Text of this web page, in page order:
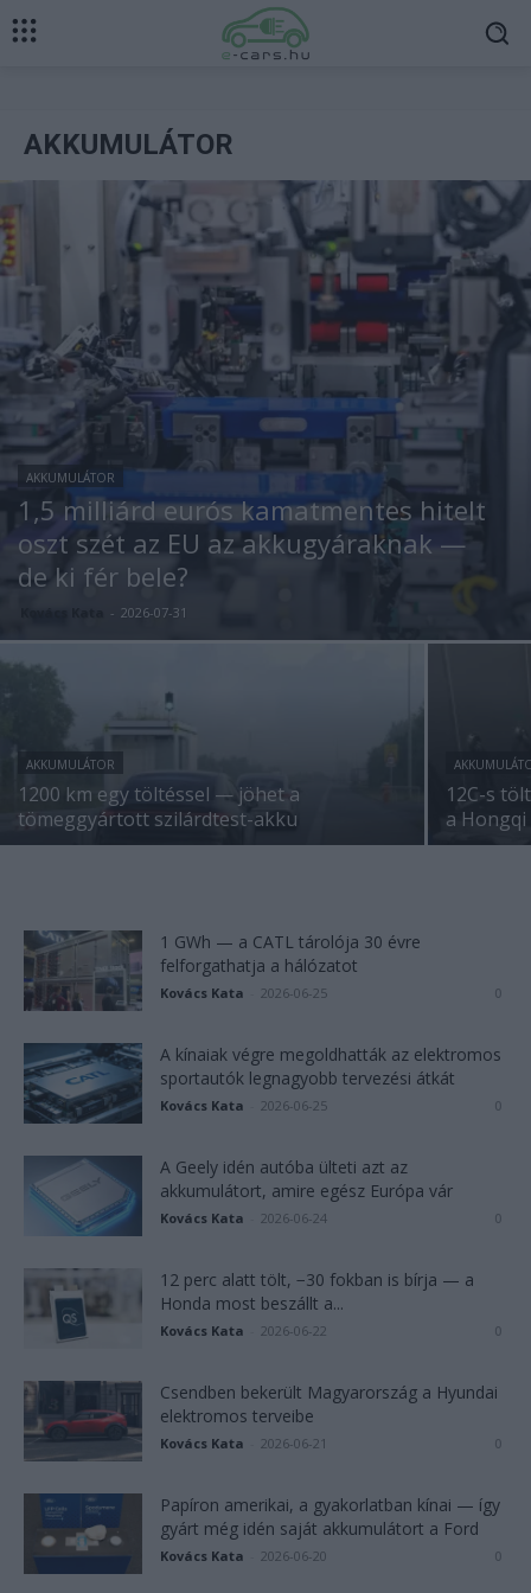
AKKUMULÁTOR
AKKUMULÁTOR
1,5 milliárd eurós kamatmentes hitelt
oszt szét az EU az akkugyáraknak —
de ki fér bele?
- 2026-07-31
AKKUMULÁTOR
1200 km egy töltéssel — jöhet a
tömeggyártott szilárdtest-akku
12C-s
a
1 GWh — a CATL tárolója 30 évre
felforgathatja a hálózatot
Kovács Kata 2026-06-25 0
A kínaiak végre megoldhatták az elektromos
sportautók legnagyobb tervezési átkát
Kovács Kata 2026-06-25 0
A Geely idén autóba ülteti azt az
akkumulátort, amire egész Európa vár
Kovács Kata 2026-06-24 0
12 perc alatt tölt, −30 fokban is bírja — a
Honda most beszállt a...
Kovács Kata 2026-06-22 0
Csendben bekerült Magyarország a Hyundai
elektromos terveibe
Kovács Kata 2026-06-21 0
Papíron amerikai, a gyakorlatban kínai — így
gyárt még idén saját akkumulátort a Ford
Kovács Kata 2026-06-20 0